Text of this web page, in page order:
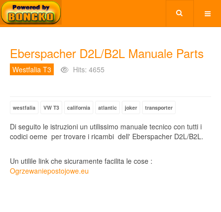
Eberspacher D2L/B2L Manuale Parts
Westfalia T3 Hits: 4655
westfalia VW T3 california atlantic joker transporter
Di seguito le istruzioni un utilissimo manuale tecnico con tutti i
codici oeme per trovare i ricambi dell' Eberspacher D2L/B2L.
Un utilile link che sicuramente facilita le cose :
Ogrzewaniepostojowe.eu